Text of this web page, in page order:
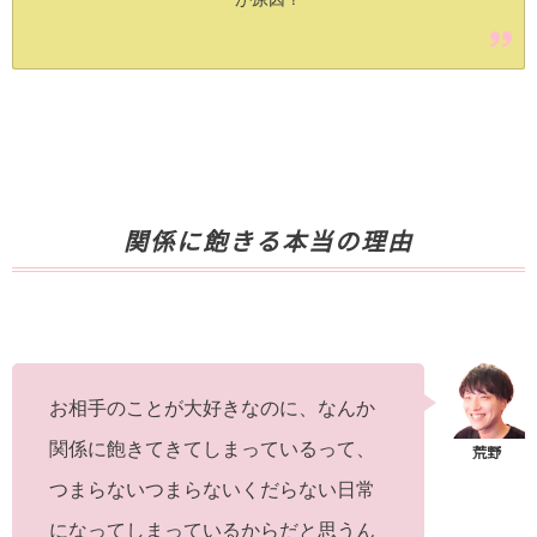
関係に飽きる本当の理由
お相手のことが大好きなのに、なんか
関係に飽きてきてしまっているって、
つまらないつまらないくだらない日常
になってしまっているからだと思うん